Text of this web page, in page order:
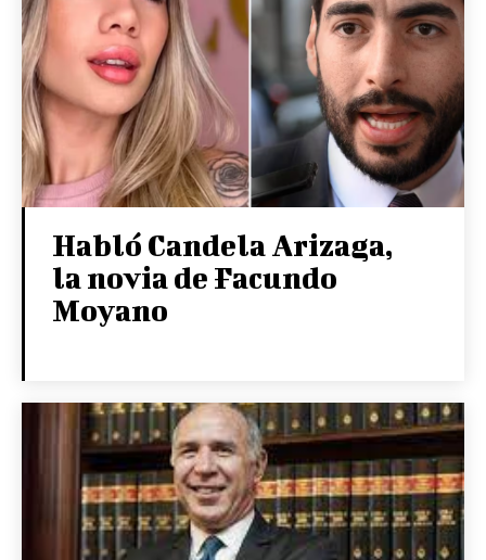
Habló Candela Arizaga,
la novia de Facundo
Moyano